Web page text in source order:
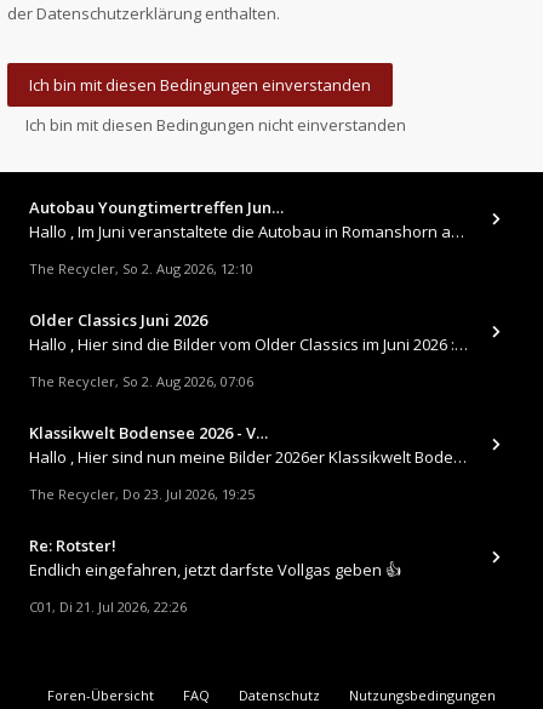
der Datenschutzerklärung enthalten.
Autobau Youngtimertreffen Jun…
Hallo , Im Juni veranstaltete die Autobau in Romanshorn auf ihrem Gelände ein kleines Youngtimertreffen : https://up.
The Recycler, So 2. Aug 2026, 12:10
Older Classics Juni 2026
​Hallo , Hier sind die Bilder vom Older Classics im Juni 2026 : https://up.picr.de/51155940wd.jpg https://up.pic
The Recycler, So 2. Aug 2026, 07:06
Klassikwelt Bodensee 2026 - V…
Hallo , Hier sind nun meine Bilder 2026er Klassikwelt Bodensee 😀 https://up.picr.de/51125547rb.jpg https://up.pi
The Recycler, Do 23. Jul 2026, 19:25
Re: Rotster!
Endlich eingefahren, jetzt darfste Vollgas geben 👍
C01, Di 21. Jul 2026, 22:26
Foren-Übersicht FAQ Datenschutz Nutzungsbedingungen